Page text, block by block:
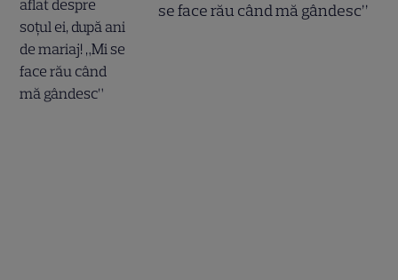
se face rău când mă gândesc”